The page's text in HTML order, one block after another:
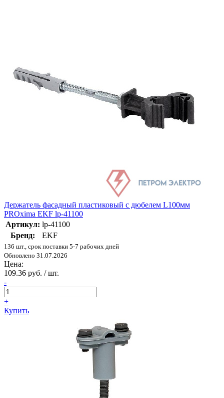
Держатель фасадный пластиковый с дюбелем L100мм
PROxima EKF lp-41100
Артикул: lp-41100
Бренд:
EKF
136 шт., срок поставки 5-7 рабочих дней
Обновлено 31.07.2026
Цена:
109.36 руб. / шт.
-
+
Купить